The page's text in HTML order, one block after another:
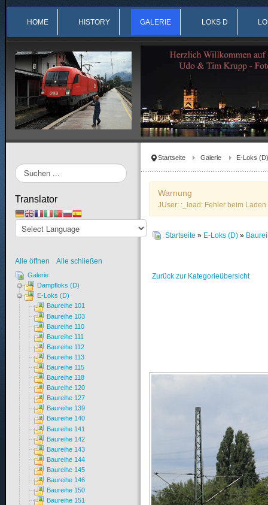
HOME HISTORY GALERIE LOKS D
Startseite Galerie E-Loks (D)
Warnung
JUser: :_load: Fehler beim
Startseite » E-Loks (D) »
Zurück zur Kategorieübersicht
Suchen
...
Translator
Alle öffnen Alle schließen
Galerie
Dampfloks (D)
E-Loks (D)
Baureihe 101
Baureihe 103
Baureihe 110
Baureihe 111
Baureihe 112
Baureihe 113
Baureihe 115
Baureihe 118
Baureihe 120
Baureihe 127
Baureihe 139
Baureihe 140
Baureihe 141
Baureihe 142
Baureihe 143
Baureihe 144
Baureihe 145
Baureihe 146
Baureihe 150
Baureihe 151